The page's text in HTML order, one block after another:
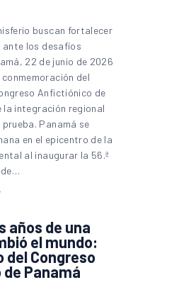
buscan fortalecer
los desafíos
22 de junio de 2026
del
Anfictiónico de
la integración regional
Panamá se
en el epicentro de la
al inaugurar la 56.ª
de…
años de una
el mundo:
del Congreso
Panamá